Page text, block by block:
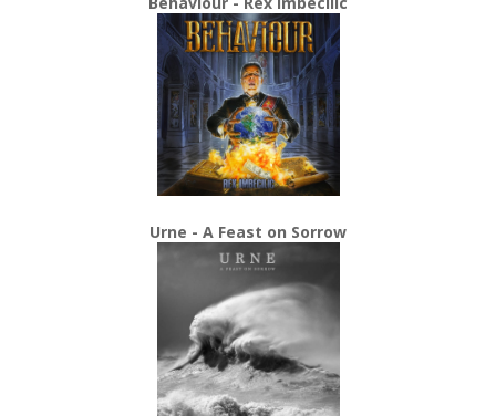
Urne - A Feast on Sorrow